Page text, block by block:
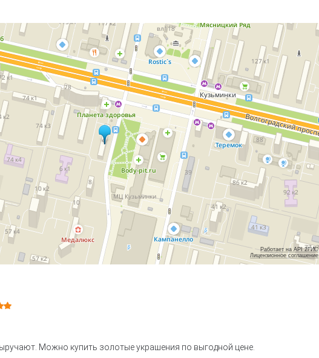
Работает на API 2ГИС
Лицензионное соглашение
Можно купить золотые украшения по выгодной цене.